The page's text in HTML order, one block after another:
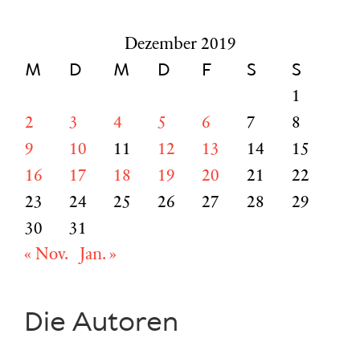
Dezember 2019
M D M D F S S
1
2
3 4 5 6 7
8
9
10 11 12 13 14
15
16
17 18 19 20 21
22
23
24 25 26 27 28
29
30
31
« Nov.
Jan. »
Die Autoren